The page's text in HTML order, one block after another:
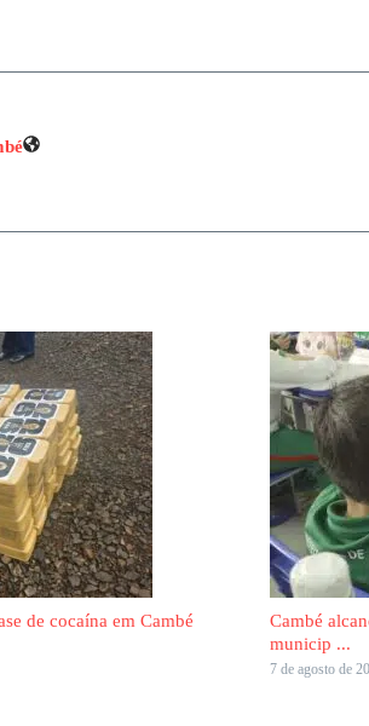
de cocaína em Cambé
Cambé
municip ...
7 de agosto de